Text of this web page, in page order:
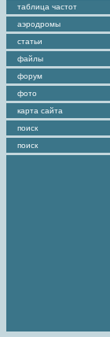
таблица частот
аэродромы
статьи
файлы
форум
фото
карта сайта
поиск
поиск